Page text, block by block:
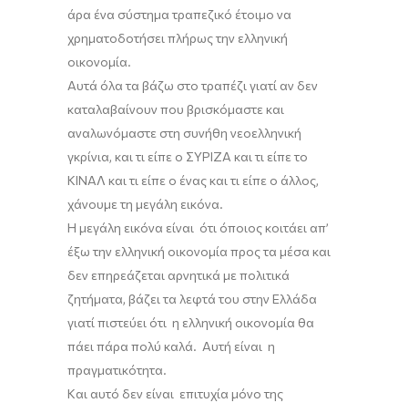
άρα ένα σύστημα τραπεζικό έτοιμο να
χρηματοδοτήσει πλήρως την ελληνική
οικονομία.
Αυτά όλα τα βάζω στο τραπέζι γιατί αν δεν
καταλαβαίνουν που βρισκόμαστε και
αναλωνόμαστε στη συνήθη νεοελληνική
γκρίνια, και τι είπε ο ΣΥΡΙΖΑ και τι είπε το
ΚΙΝΑΛ και τι είπε ο ένας και τι είπε ο άλλος,
χάνουμε τη μεγάλη εικόνα.
Η μεγάλη εικόνα είναι ότι όποιος κοιτάει απ’
έξω την ελληνική οικονομία προς τα μέσα και
δεν επηρεάζεται αρνητικά με πολιτικά
ζητήματα, βάζει τα λεφτά του στην Ελλάδα
γιατί πιστεύει ότι η ελληνική οικονομία θα
πάει πάρα πολύ καλά. Αυτή είναι η
πραγματικότητα.
Και αυτό δεν είναι επιτυχία μόνο της